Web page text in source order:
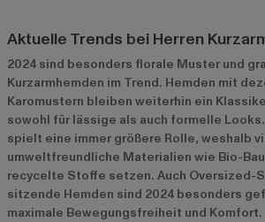
Aktuelle Trends bei Herren
2024 sind besonders florale Muster und
Kurzarmhemden im Trend. Hemden mit
Karomustern bleiben weiterhin ein
sowohl für lässige als auch formelle
spielt eine immer größere Rolle, weshalb
umweltfreundliche Materialien wie Bio-
recycelte Stoffe setzen. Auch Oversized-
sitzende Hemden sind 2024 besonders
maximale Bewegungsfreiheit und Komfort.